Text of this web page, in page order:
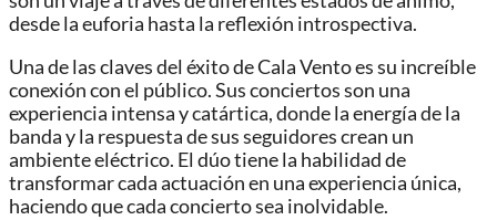
desde la euforia hasta la reflexión introspectiva.
Una de las claves del éxito de Cala Vento es su increíble
conexión con el público. Sus conciertos son una
experiencia intensa y catártica, donde la energía de la
banda y la respuesta de sus seguidores crean un
ambiente eléctrico. El dúo tiene la habilidad de
transformar cada actuación en una experiencia única,
haciendo que cada concierto sea inolvidable.